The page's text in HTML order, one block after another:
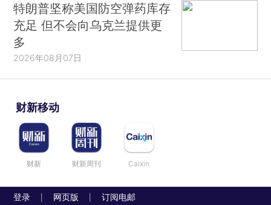
特朗普坚称美国防空弹药库存
充足 但不会向乌克兰提供更
多
2026年08月07日
财新移动
财新 财新周刊 Caixin
登录 网页版 订阅电邮